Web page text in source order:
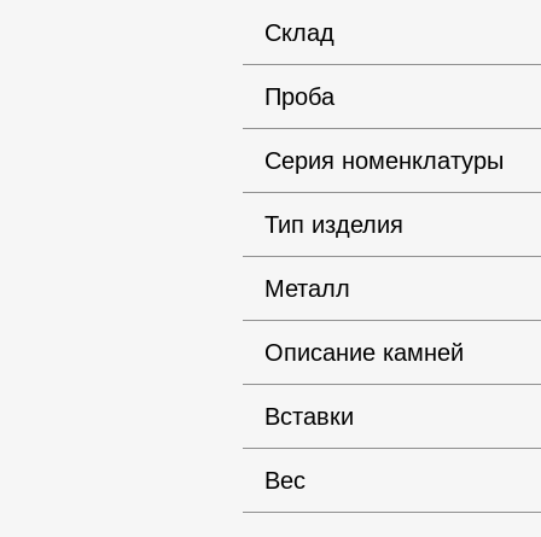
Склад
Проба
Серия номенклатуры
Тип изделия
Металл
Описание камней
Вставки
Вес